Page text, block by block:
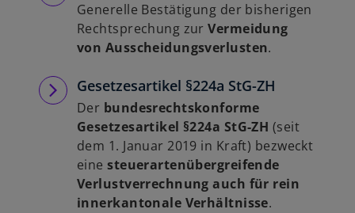
Generelle Bestätigung der bisherigen
Rechtsprechung zurVermeidung
von Ausscheidungsverlusten.
Gesetzesartikel §224a StG-ZH
Der bundesrechtskonforme
Gesetzesartikel §224a StG-ZH (seit
dem 1. Januar 2019 in Kraft) bezweckt
einesteuerartenübergreifende
Verlustverrechnung auch für rein
innerkantonale Verhältnisse.